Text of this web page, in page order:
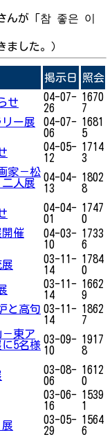
んが「참 좋은 이
した。）
掲示日 照会
せ
04-07-
26
1670
7
ー展
04-07-
06
1681
5
04-05-
12
1714
3
家－松
人展
04-04-
13
1802
8
04-04-
01
1747
0
開催
04-03-
10
1733
6
03-11-
14
1784
0
03-11-
14
1662
9
と高句 03-11-
14
1862
7
東ア
5名様 03-09-
10
1917
8
03-08-
06
1612
0
03-06-
16
1539
1
03-05-
29
1564
6